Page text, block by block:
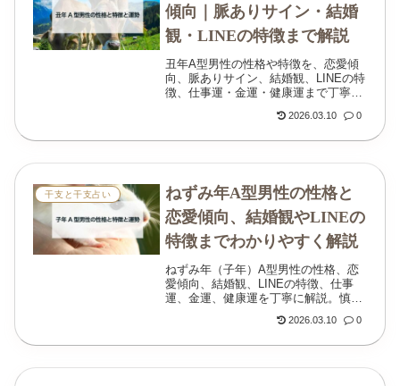
傾向｜脈ありサイン・結婚
観・LINEの特徴まで解説
丑年A型男性の性格や特徴を、恋愛傾
向、脈ありサイン、結婚観、LINEの特
徴、仕事運・金運・健康運まで丁寧に
見えにくい理由もわかります。
2026.03.10 0
干支と干支占い
ねずみ年A型男性の性格と
恋愛傾向、結婚観やLINEの
特徴までわかりやすく解説
ねずみ年（子年）A型男性の性格、恋
愛傾向、結婚観、LINEの特徴、仕事
運、金運、健康運を丁寧に解説。慎重
のタイプもわかります。2026.03.10 0